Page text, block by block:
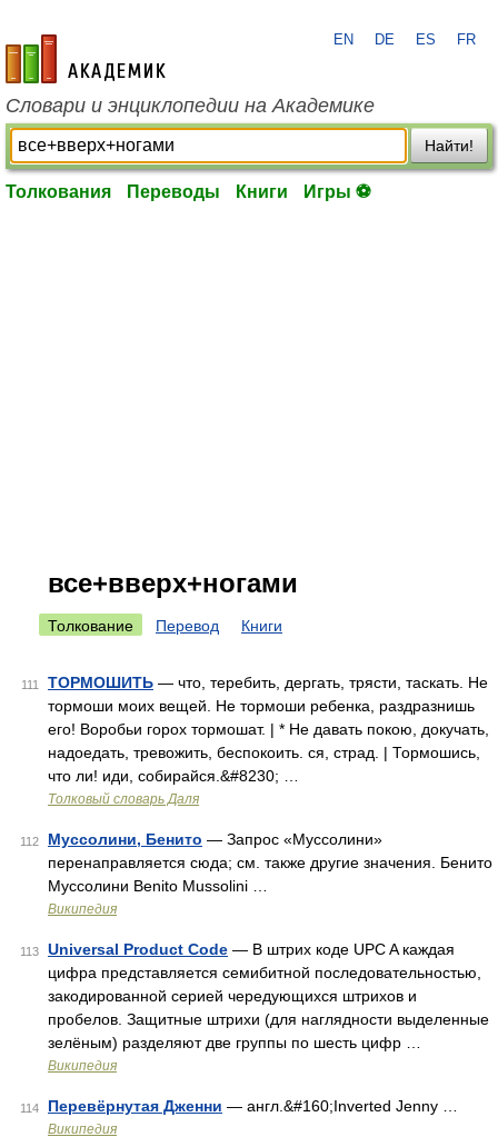
academic.ru
EN DE ES FR
Словари и энциклопедии на Академике
Найти!
Толкования Переводы Книги Игры ⚽
все+вверх+ногами
Толкование Перевод Книги
111 ТОРМОШИТЬ — что, теребить, дергать, трясти, таскать. Не
тормоши моих вещей. Не тормоши ребенка, раздразнишь
его! Воробьи горох тормошат. | * Не давать покою, докучать,
надоедать, тревожить, беспокоить. ся, страд. | Тормошись,
что ли! иди, собирайся.&#8230; …
Толковый словарь Даля
112 Муссолини, Бенито — Запрос «Муссолини»
перенаправляется сюда; см. также другие значения. Бенито
Муссолини Benito Mussolini …
Википедия
113 Universal Product Code — В штрих коде UPC A каждая
цифра представляется семибитной последовательностью,
закодированной серией чередующихся штрихов и
пробелов. Защитные штрихи (для наглядности выделенные
зелёным) разделяют две группы по шесть цифр …
Википедия
114 Перевёрнутая Дженни — англ.&#160;Inverted Jenny …
Википедия